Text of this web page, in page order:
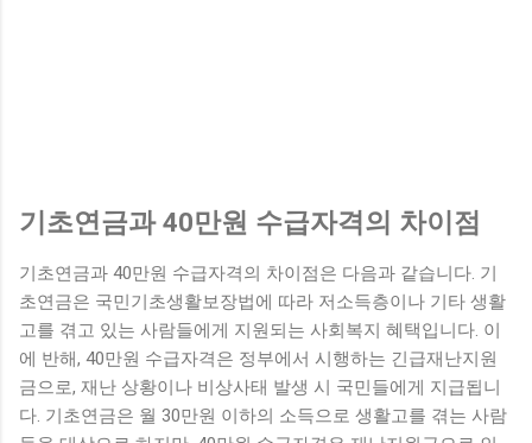
기초연금과 40만원 수급자격의 차이점
기초연금과 40만원 수급자격의 차이점은 다음과 같습니다. 기
초연금은 국민기초생활보장법에 따라 저소득층이나 기타 생활
고를 겪고 있는 사람들에게 지원되는 사회복지 혜택입니다. 이
에 반해, 40만원 수급자격은 정부에서 시행하는 긴급재난지원
금으로, 재난 상황이나 비상사태 발생 시 국민들에게 지급됩니
다. 기초연금은 월 30만원 이하의 소득으로 생활고를 겪는 사람